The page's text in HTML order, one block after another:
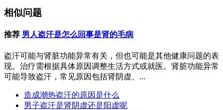
相似问题
推荐 男人盗汗是怎么回事是肾的毛病
盗汗可能与肾脏功能异常有关，但也可能是其他健康问题的表
现。治疗需根据具体原因调整生活方式或就医。肾脏功能异常
可能导致盗汗，常见原因包括肾阴虚、...
造成潮热盗汗的原因是什么
男子盗汗是肾阴虚还是阳虚呢